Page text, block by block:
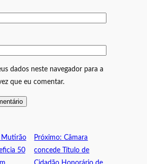
dados neste navegador para a
que eu comentar.
Mutirão
50
Próximo:Câmara
concede Título de